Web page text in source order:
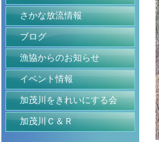
さかな放流情報
ブログ
漁協からのお知らせ
イベント情報
加茂川をきれいにする会
加茂川Ｃ＆Ｒ